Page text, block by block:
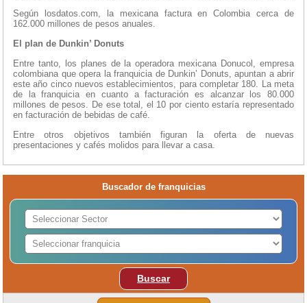
Según losdatos.com, la mexicana factura en Colombia cerca de
162.000 millones de pesos anuales.
El plan de Dunkin’ Donuts
Entre tanto, los planes de la operadora mexicana Donucol, empresa
colombiana que opera la franquicia de Dunkin’ Donuts, apuntan a abrir
este año cinco nuevos establecimientos, para completar 180. La meta
de la franquicia en cuanto a facturación es alcanzar los 80.000
millones de pesos. De ese total, el 10 por ciento estaría representado
en facturación de bebidas de café.
Entre otros objetivos también figuran la oferta de nuevas
presentaciones y cafés molidos para llevar a casa.
Buscador de franquicias
Buscar